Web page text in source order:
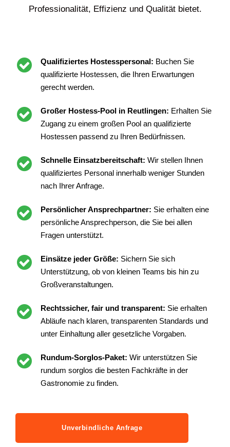
Professionalität, Effizienz und Qualität bietet.
Qualifiziertes Hostesspersonal: Buchen Sie
qualifizierte Hostessen, die Ihren Erwartungen
gerecht werden.
Großer Hostess-Pool in Reutlingen: Erhalten Sie
Zugang zu einem großen Pool an qualifizierte
Hostessen passend zu Ihren Bedürfnissen.
Schnelle Einsatzbereitschaft: Wir stellen Ihnen
qualifiziertes Personal innerhalb weniger Stunden
nach Ihrer Anfrage.
Persönlicher Ansprechpartner: Sie erhalten eine
persönliche Ansprechperson, die Sie bei allen
Fragen unterstützt.
Einsätze jeder Größe: Sichern Sie sich
Unterstützung, ob von kleinen Teams bis hin zu
Großveranstaltungen.
Rechtssicher, fair und transparent: Sie erhalten
Abläufe nach klaren, transparenten Standards und
unter Einhaltung aller gesetzliche Vorgaben.
Rundum-Sorglos-Paket: Wir unterstützen Sie
rundum sorglos die besten Fachkräfte in der
Gastronomie zu finden.
Unverbindliche Anfrage